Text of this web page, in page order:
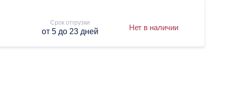
Срок отгрузки
от 5 до 23 дней Нет в наличии